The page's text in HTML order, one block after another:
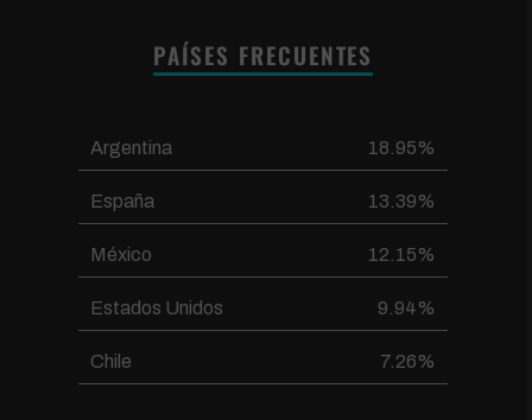
PAÍSES FRECUENTES
Argentina 18.95%
España 13.39%
México 12.15%
Estados Unidos 9.94%
Chile 7.26%